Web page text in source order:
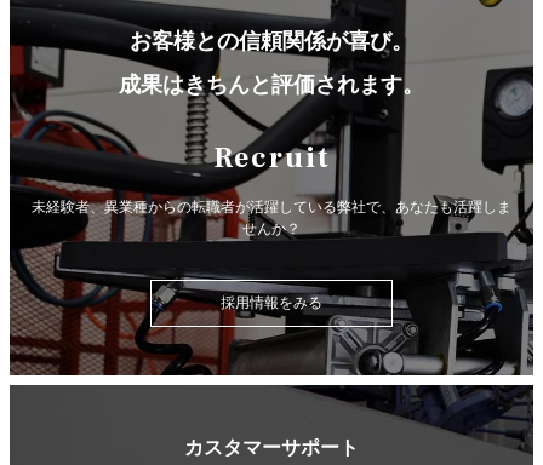
お客様との信頼関係が喜び。
成果はきちんと評価されます。
Recruit
未経験者、異業種からの転職者が活躍している弊社で、 あなたも活躍しま
せんか？
採用情報をみる
カスタマーサポート